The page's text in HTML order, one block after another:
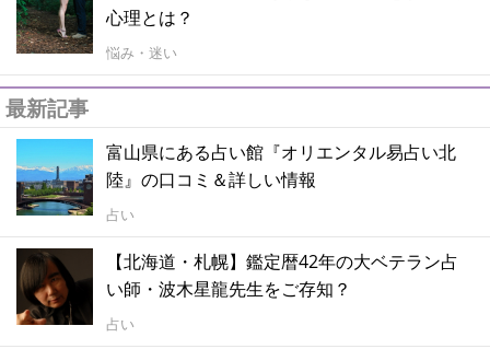
心理とは？
悩み・迷い
最新記事
富山県にある占い館『オリエンタル易占い北
陸』の口コミ＆詳しい情報
占い
【北海道・札幌】鑑定暦42年の大ベテラン占
い師・波木星龍先生をご存知？
占い